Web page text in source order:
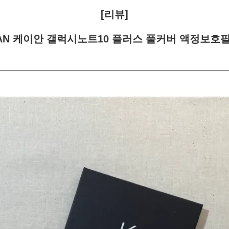
[리뷰]
케이안 갤럭시노트10 플러스 풀커버 액정보호